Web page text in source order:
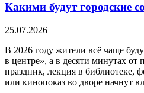
Какими будут городские
25.07.2026
В 2026 году жители всё чаще
в центре», а в десяти минутах от
праздник, лекция в библиотеке,
или кинопоказ во дворе начнут